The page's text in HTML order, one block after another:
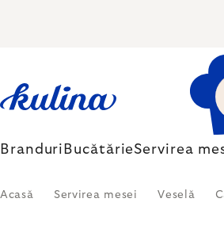
Branduri BucătărieServirea
Acasă Servirea mesei Veselă